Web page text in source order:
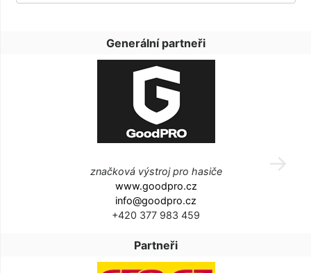
Generální partneři
značková výstroj pro hasiče
www.goodpro.cz
info@goodpro.cz
+420 377 983 459
Partneři